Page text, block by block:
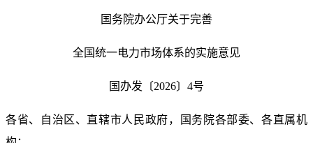
国务院办公厅关于完善
全国统一电力市场体系的实施意见
国办发〔2026〕4号
各省、自治区、直辖市人民政府，国务院各部委、各直属机